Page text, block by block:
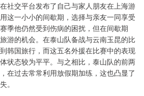
社交平台发布了自己与家人朋友在上海游
这一小小的间歇期，选择与亲友一同享受
季他仍然受到伤病的困扰，但在间歇期
游的机会。在泰山队备战与云南玉昆的比
韩国旅行，而这五名外援在比赛中的表现
状态较为平平。与之相比，泰山队的前两
在过去常常利用放假期加练，这也凸显了
。